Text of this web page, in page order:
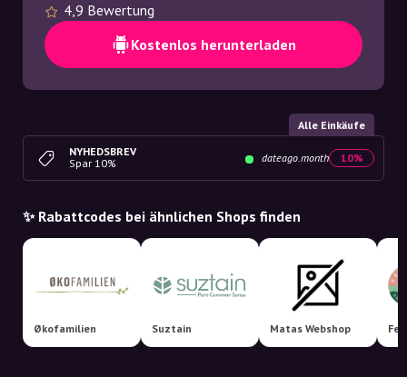
4,9 Bewertung
Kostenlos herunterladen
Alle Einkäufe
NYHEDSBREV
Spar 10%
dateago.month 10%
✨ Rabattcodes bei ähnlichen Shops finden
Økofamilien Suztain Matas Webshop